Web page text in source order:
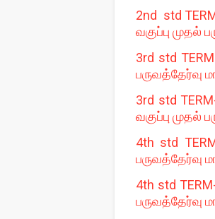
2nd std
வகுப்பு முதல்
3rd std
பருவத்தேர்வு
3rd std
வகுப்பு முதல்
4th std
பருவத்தேர்வு
4th std
பருவத்தேர்வு